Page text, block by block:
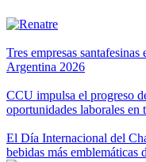
Tres empresas
Argentina 2026
CCU impulsa el progreso
oportunidades laborales en
El Día Internacional del
bebidas más emblemáticas